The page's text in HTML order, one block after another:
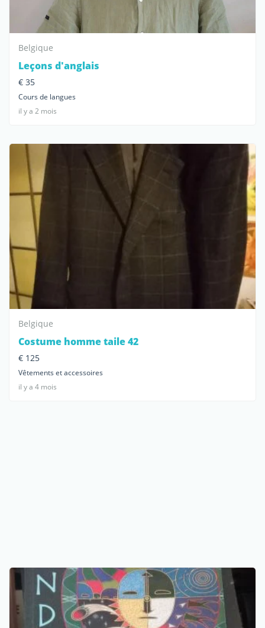
Belgique
Leçons d'anglais
€ 35
Cours de langues
il y a 2 mois
Belgique
Costume homme taile 42
€ 125
Vêtements et accessoires
il y a 4 mois